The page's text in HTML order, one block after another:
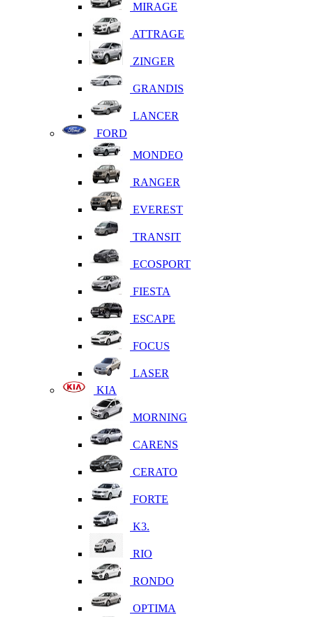
MIRAGE
ATTRAGE
ZINGER
GRANDIS
LANCER
FORD
MONDEO
RANGER
EVEREST
TRANSIT
ECOSPORT
FIESTA
ESCAPE
FOCUS
LASER
KIA
MORNING
CARENS
CERATO
FORTE
K3.
RIO
RONDO
OPTIMA